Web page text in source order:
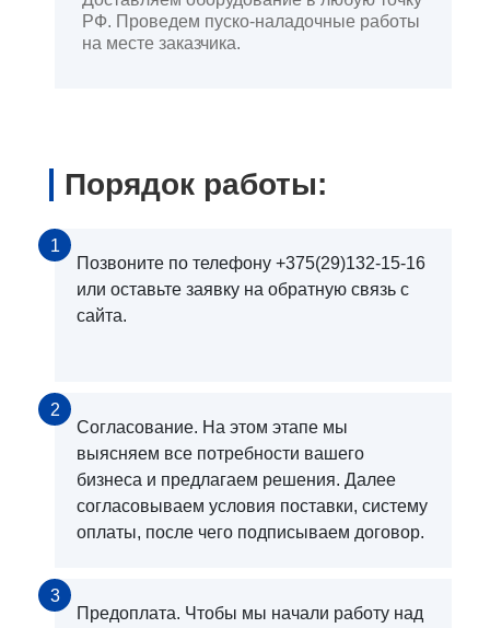
РФ. Проведем пуско-наладочные работы
на месте заказчика.
Порядок работы:
1
Позвоните по телефону +375(29)132-15-16
или оставьте заявку на обратную связь с
сайта.
2
Согласование. На этом этапе мы
выясняем все потребности вашего
бизнеса и предлагаем решения. Далее
согласовываем условия поставки, систему
оплаты, после чего подписываем договор.
3
Предоплата. Чтобы мы начали работу над